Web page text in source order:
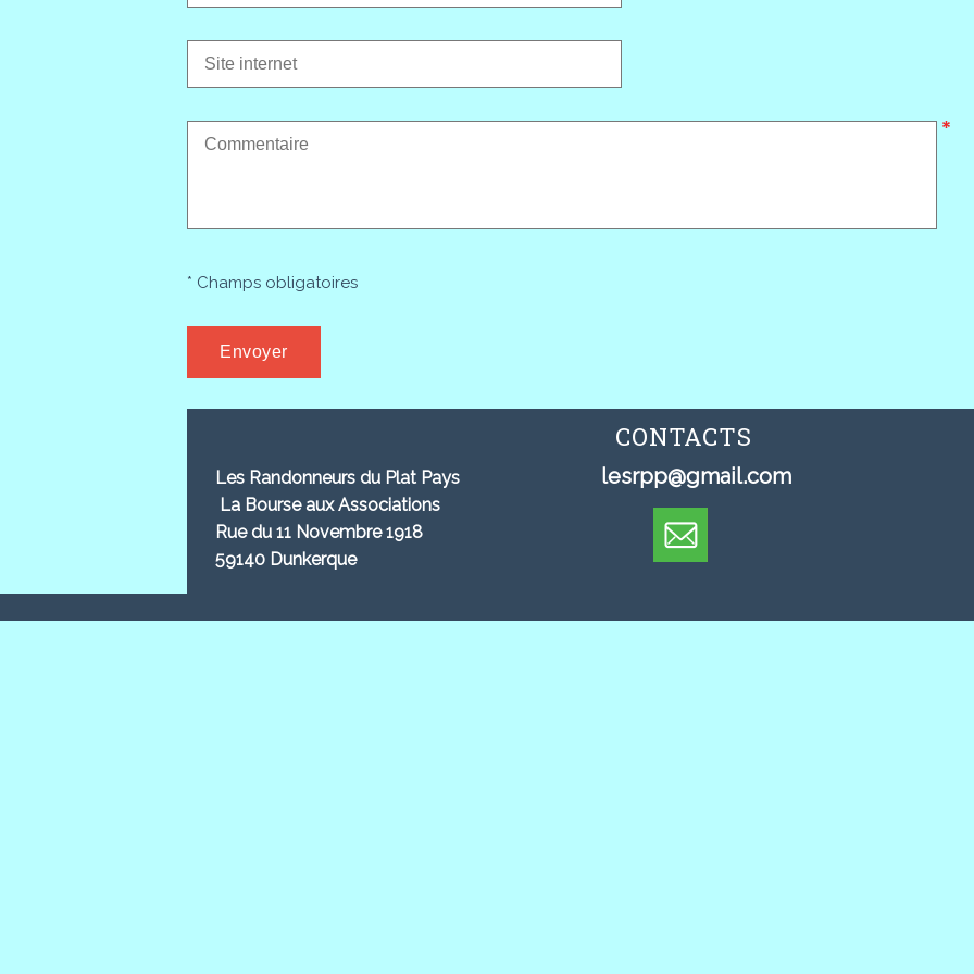
* Champs obligatoires
lesrpp@gmail.com
Les Randonneurs du Plat Pays
La Bourse aux Associations
Rue du 11 Novembre 1918
59140 Dunkerque
CONTACTS